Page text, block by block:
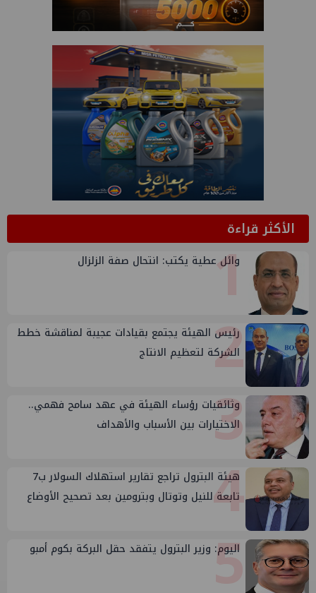
الأكثر قراءة1
وائل عطية يكتب: انتحال صفة الزلزال
2
رئيس الهيئة يجتمع بقيادات عجيبة لمناقشة خطط
الشركة لتعظيم الانتاج
3
وثائقيات رؤساء الهيئة في عهد سامح فهمي..
الاختيارات بين الأسباب والأهداف
4
هيئة البترول تراجع تقارير استهلاك السولار ب7
تابعة للنيل وتوتال وبترومين بعد تصحيح الأوضاع
5
اليوم: وزير البترول يتفقد حقل البركة بكوم أمبو